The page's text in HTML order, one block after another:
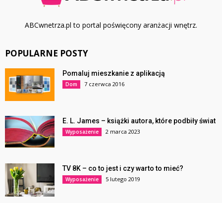
ABCwnetrza.pl to portal poświęcony aranżacji wnętrz.
POPULARNE POSTY
Pomaluj mieszkanie z aplikacją
Dom 7 czerwca 2016
E. L. James – książki autora, które podbiły świat
Wyposażenie 2 marca 2023
TV 8K – co to jest i czy warto to mieć?
Wyposażenie 5 lutego 2019